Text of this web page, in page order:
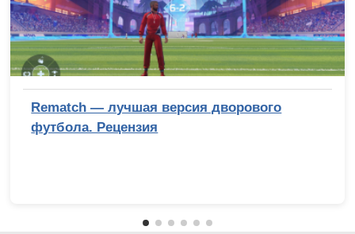
Rematch — лучшая версия дворового
футбола. Рецензия